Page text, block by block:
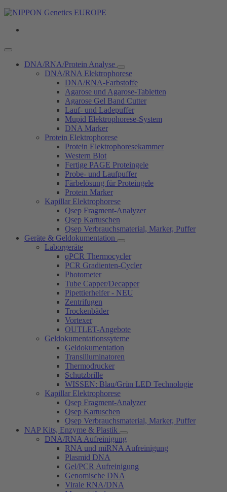
DNA/RNA/Protein Analyse
DNA/RNA Elektrophorese
DNA/RNA-Farbstoffe
Agarose und Agarose-Tabletten
Agarose Gel Band Cutter
Lauf- und Ladepuffer
Mupid Elektrophorese-System
DNA Marker
Protein Elektrophorese
Protein Elektrophoresekammer
Western Blot
Fertige PAGE Proteingele
Probe- und Laufpuffer
Färbelösung für Proteingele
Protein Marker
Kapillar Elektrophorese
Qsep Fragment-Analyzer
Qsep Kartuschen
Qsep Verbrauchsmaterial, Marker, Puffer
Geräte & Geldokumentation
Laborgeräte
qPCR Thermocycler
PCR Gradienten-Cycler
Photometer
Tube Capper/Decapper
Pipettierhelfer - NEU
Zentrifugen
Trockenbäder
Vortexer
OUTLET-Angebote
Geldokumentationssyteme
Geldokumentation
Transilluminatoren
Thermodrucker
Schutzbrille
WISSEN: Blau/Grün LED Technologie
Kapillar Elektrophorese
Qsep Fragment-Analyzer
Qsep Kartuschen
Qsep Verbrauchsmaterial, Marker, Puffer
NAP Kits, Enzyme & Plastik
DNA/RNA Aufreinigung
RNA und miRNA Aufreinigung
Plasmid DNA
Gel/PCR Aufreinigung
Genomische DNA
Virale RNA/DNA